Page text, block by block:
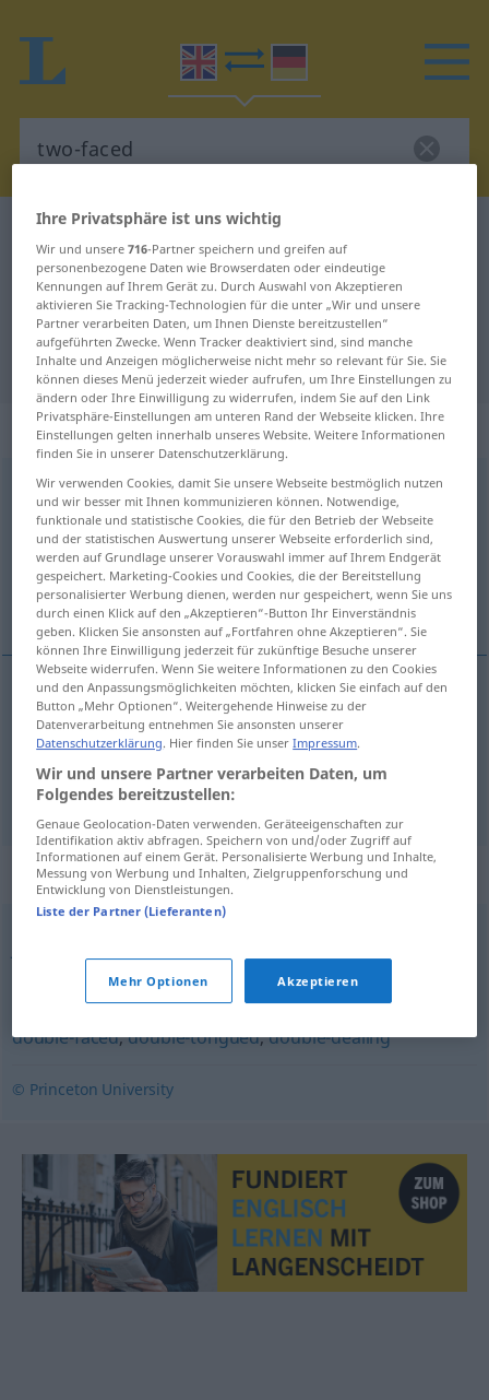
Englisch-Deutsch Wörterbuch
Englisch-Deutsch Übersetzung für
"two-faced"
"two-faced" Deutsch Übersetzung
„two-faced“: adjective
two-facedadj
Übersicht aller Übersetzungen
(Für mehr Details die Übersetzung anklicken/antippen)
doppelgesichtig falsch, heuchlerisch
doppelgesichtig two-faced
falsch,heuchlerisch two-faced
Synonyme für "two-faced"
,duplicitous,ambidextrous,Janus-faced
double-faced,double-tongued,double-dealing
© Princeton University
Ihre Privatsphäre ist uns wichtig
Wir und unsere716-Partner speichern und greifen auf
personenbezogene Daten wie Browserdaten oder eindeutige
Kennungen auf Ihrem Gerät zu. Durch Auswahl von Akzeptieren
aktivieren Sie Tracking-Technologien für die unter „Wir und unsere
Partner verarbeiten Daten, um Ihnen Dienste bereitzustellen“
aufgeführten Zwecke. Wenn Tracker deaktiviert sind, sind manche
Inhalte und Anzeigen möglicherweise nicht mehr so relevant für Sie. Sie
können dieses Menü jederzeit wieder aufrufen, um Ihre Einstellungen zu
ändern oder Ihre Einwilligung zu widerrufen, indem Sie auf den Link
Privatsphäre-Einstellungen am unteren Rand der Webseite klicken. Ihre
Einstellungen gelten innerhalb unseres Website. Weitere Informationen
finden Sie in unserer Datenschutzerklärung.
Wir verwenden Cookies, damit Sie unsere Webseite bestmöglich nutzen
und wir besser mit Ihnen kommunizieren können. Notwendige,
funktionale und statistische Cookies, die für den Betrieb der Webseite
und der statistischen Auswertung unserer Webseite erforderlich sind,
werden auf Grundlage unserer Vorauswahl immer auf Ihrem Endgerät
gespeichert. Marketing-Cookies und Cookies, die der Bereitstellung
personalisierter Werbung dienen, werden nur gespeichert, wenn Sie uns
durch einen Klick auf den „Akzeptieren“-Button Ihr Einverständnis
geben. Klicken Sie ansonsten auf „Fortfahren ohne Akzeptieren“. Sie
können Ihre Einwilligung jederzeit für zukünftige Besuche unserer
Webseite widerrufen. Wenn Sie weitere Informationen zu den Cookies
und den Anpassungsmöglichkeiten möchten, klicken Sie einfach auf den
Button „Mehr Optionen“. Weitergehende Hinweise zu der
Datenverarbeitung entnehmen Sie ansonsten unserer
Datenschutzerklärung. Hier finden Sie unserImpressum.
Wir und unsere Partner verarbeiten Daten, um
Folgendes bereitzustellen:
Genaue Geolocation-Daten verwenden. Geräteeigenschaften zur
Identifikation aktiv abfragen. Speichern von und/oder Zugriff auf
Informationen auf einem Gerät. Personalisierte Werbung und Inhalte,
Messung von Werbung und Inhalten, Zielgruppenforschung und
Entwicklung von Dienstleistungen.
Liste der Partner (Lieferanten)
Mehr Optionen Akzeptieren